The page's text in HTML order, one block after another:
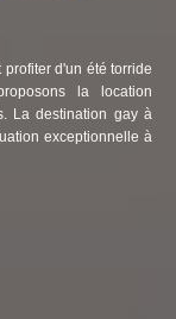
d'un été torride
la location
La destination gay à
exceptionnelle à